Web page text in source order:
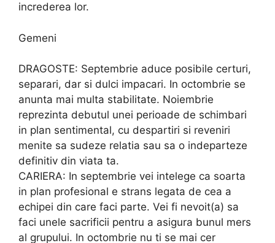
increderea lor.
Gemeni
DRAGOSTE: Septembrie aduce posibile certuri,
separari, dar si dulci impacari. In octombrie se
anunta mai multa stabilitate. Noiembrie
reprezinta debutul unei perioade de schimbari
in plan sentimental, cu despartiri si reveniri
menite sa sudeze relatia sau sa o indeparteze
definitiv din viata ta.
CARIERA: In septembrie vei intelege ca soarta
in plan profesional e strans legata de cea a
echipei din care faci parte. Vei fi nevoit(a) sa
faci unele sacrificii pentru a asigura bunul mers
al grupului. In octombrie nu ti se mai cer